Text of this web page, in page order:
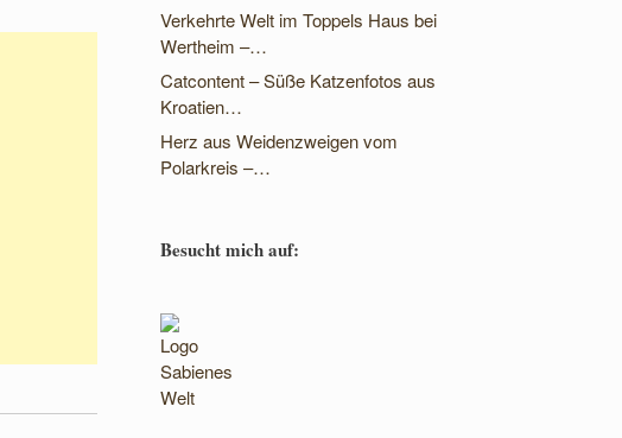
Verkehrte Welt im Toppels Haus bei
Wertheim –…
Catcontent – Süße Katzenfotos aus
Kroatien…
Herz aus Weidenzweigen vom
Polarkreis –…
Besucht mich auf: